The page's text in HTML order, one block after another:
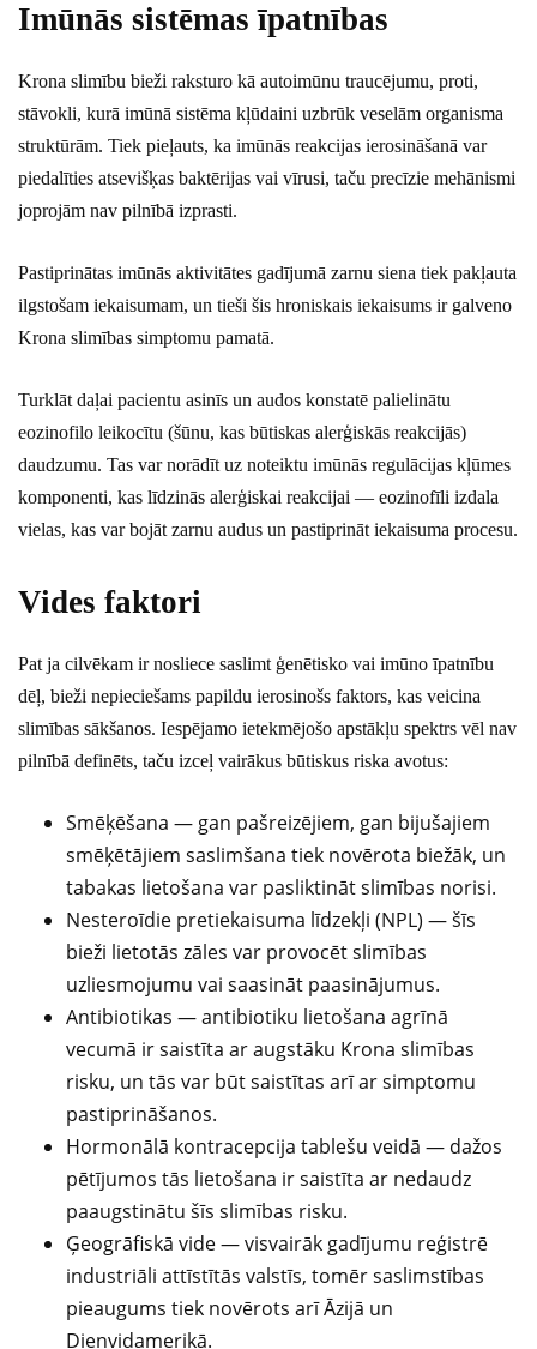
Imūnās sistēmas īpatnības
Krona slimību bieži raksturo kā autoimūnu traucējumu, proti,
stāvokli, kurā imūnā sistēma kļūdaini uzbrūk veselām organisma
struktūrām. Tiek pieļauts, ka imūnās reakcijas ierosināšanā var
piedalīties atsevišķas baktērijas vai vīrusi, taču precīzie mehānismi
joprojām nav pilnībā izprasti.
Pastiprinātas imūnās aktivitātes gadījumā zarnu siena tiek pakļauta
ilgstošam iekaisumam, un tieši šis hroniskais iekaisums ir galveno
Krona slimības simptomu pamatā.
Turklāt daļai pacientu asinīs un audos konstatē palielinātu
eozinofilo leikocītu (šūnu, kas būtiskas alerģiskās reakcijās)
daudzumu. Tas var norādīt uz noteiktu imūnās regulācijas kļūmes
komponenti, kas līdzinās alerģiskai reakcijai — eozinofīli izdala
vielas, kas var bojāt zarnu audus un pastiprināt iekaisuma procesu.
Vides faktori
Pat ja cilvēkam ir nosliece saslimt ģenētisko vai imūno īpatnību
dēļ, bieži nepieciešams papildu ierosinošs faktors, kas veicina
slimības sākšanos. Iespējamo ietekmējošo apstākļu spektrs vēl nav
pilnībā definēts, taču izceļ vairākus būtiskus riska avotus:
Smēķēšana — gan pašreizējiem, gan bijušajiem
smēķētājiem saslimšana tiek novērota biežāk, un
tabakas lietošana var pasliktināt slimības norisi.
Nesteroīdie pretiekaisuma līdzekļi (NPL) — šīs
bieži lietotās zāles var provocēt slimības
uzliesmojumu vai saasināt paasinājumus.
Antibiotikas — antibiotiku lietošana agrīnā
vecumā ir saistīta ar augstāku Krona slimības
risku, un tās var būt saistītas arī ar simptomu
pastiprināšanos.
Hormonālā kontracepcija tablešu veidā — dažos
pētījumos tās lietošana ir saistīta ar nedaudz
paaugstinātu šīs slimības risku.
Ģeogrāfiskā vide — visvairāk gadījumu reģistrē
industriāli attīstītās valstīs, tomēr saslimstības
pieaugums tiek novērots arī Āzijā un
Dienvidamerikā.